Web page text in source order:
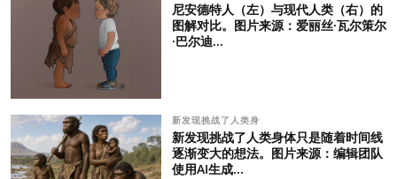
尼安德特人（左）与现代人类（右）的
图解对比。图片来源：爱丽丝·瓦尔策尔
·巴尔迪...
新发现挑战了人类身
新发现挑战了人类身体只是随着时间线
逐渐变大的想法。图片来源：编辑团队
使用AI生成...